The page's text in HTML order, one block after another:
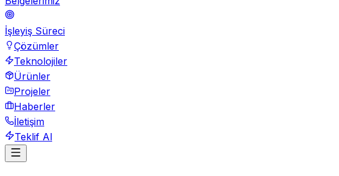
İşleyiş Süreci
Çözümler
Teknolojiler
Ürünler
Projeler
Haberler
İletişim
Teklif Al